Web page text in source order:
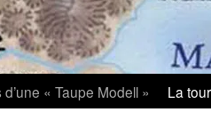
« Taupe Modell » La